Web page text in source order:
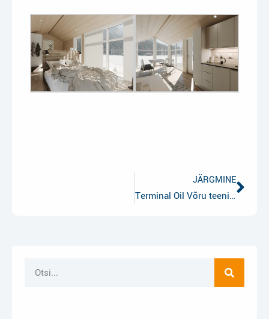
JÄRGMINE
Terminal Oil Võru teenindusjaam